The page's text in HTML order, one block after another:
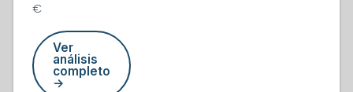
€
Ver
análisis
completo
→